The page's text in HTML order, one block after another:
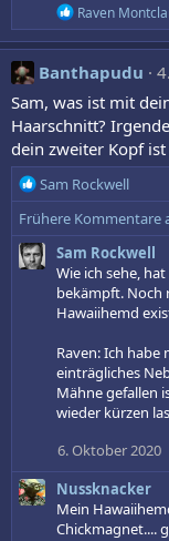
R
e
a
k
t
i
n
e
n
:
Raven
Banthapudu
Sam, was ist mit
Haarschnitt?
dein zweiter Kopf
R
e
a
k
t
Sam Rockwell
Frühere Kommentare
Sam Rockwell
Wie ich sehe,
bekämpft. Noch
Hawaiihemd
Raven: Ich
einträgliches
Mähne gefallen
wieder kürzen
6. Oktober 2020
Nussknacker
Mein
Chickmagnet....